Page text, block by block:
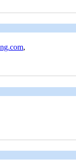
,